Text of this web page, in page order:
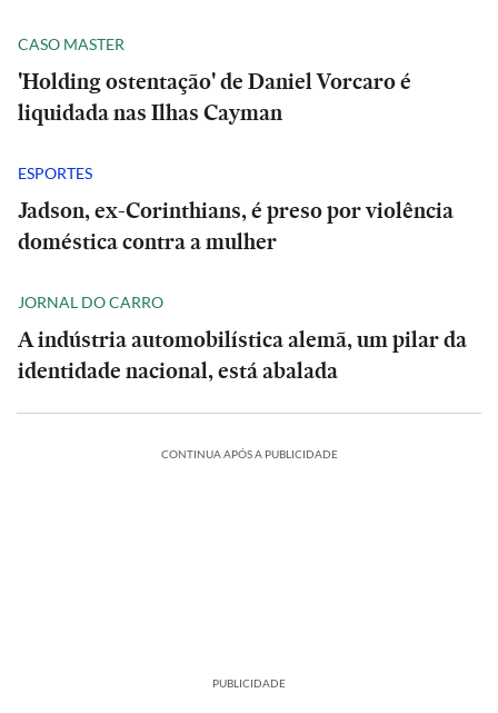
CASO MASTER
'Holding ostentação' de Daniel Vorcaro é
liquidada nas Ilhas Cayman
ESPORTES
Jadson, ex-Corinthians, é preso por violência
doméstica contra a mulher
JORNAL DO CARRO
A indústria automobilística alemã, um pilar da
identidade nacional, está abalada
CONTINUA APÓS A PUBLICIDADE
PUBLICIDADE